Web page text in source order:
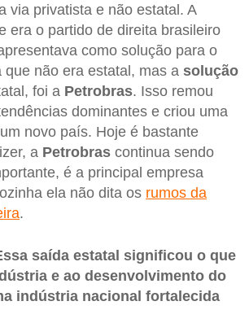
via privatista e não estatal. A
era o partido de direita brasileiro
como solução para o
que não era estatal, mas a solução
foi a Petrobras. Isso remou
dominantes e criou uma
novo país. Hoje é bastante
a Petrobras continua sendo
é a principal empresa
ela não dita os rumos da
.
saída estatal significou o que
e ao desenvolvimento do
indústria nacional fortalecida